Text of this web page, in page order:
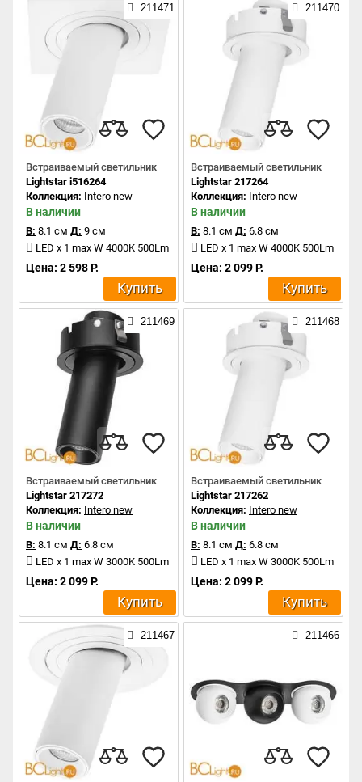
211471
Встраиваемый светильник
Lightstar i516264
Коллекция: Intero new
В наличии
В: 8.1 см Д: 9 см
LED x 1 max W 4000K 500Lm
Цена: 2 598 Р.
Купить
211470
Встраиваемый светильник
Lightstar 217264
Коллекция: Intero new
В наличии
В: 8.1 см Д: 6.8 см
LED x 1 max W 4000K 500Lm
Цена: 2 099 Р.
Купить
211469
Встраиваемый светильник
Lightstar 217272
Коллекция: Intero new
В наличии
В: 8.1 см Д: 6.8 см
LED x 1 max W 3000K 500Lm
Цена: 2 099 Р.
Купить
211468
Встраиваемый светильник
Lightstar 217262
Коллекция: Intero new
В наличии
В: 8.1 см Д: 6.8 см
LED x 1 max W 3000K 500Lm
Цена: 2 099 Р.
Купить
211467 211466